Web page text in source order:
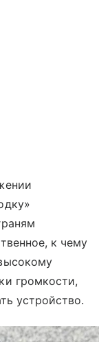
к чему
громкости,
устройство.